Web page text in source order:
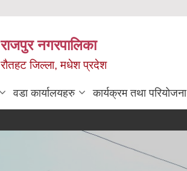
राजपुर नगरपालिका
रौतहट जिल्ला, मधेश प्रदेश
वडा कार्यालयहरु कार्यक्रम तथा परियोजना